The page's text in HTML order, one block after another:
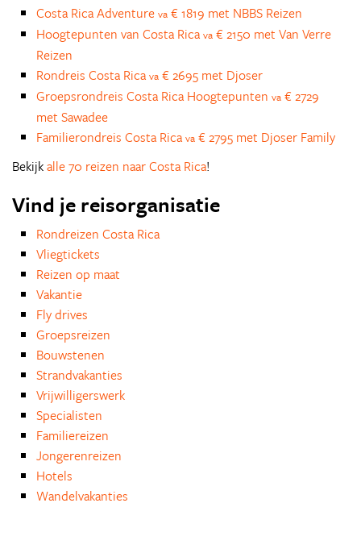
Costa Rica Adventure va € 1819 met NBBS Reizen
Hoogtepunten van Costa Rica va € 2150 met Van Verre
Reizen
Rondreis Costa Rica va € 2695 met Djoser
Groepsrondreis Costa Rica Hoogtepunten va € 2729
met Sawadee
Familierondreis Costa Rica va € 2795 met Djoser Family
Bekijkalle 70 reizen naar Costa Rica!
Vind je reisorganisatie
Rondreizen Costa Rica
Vliegtickets
Reizen op maat
Vakantie
Fly drives
Groepsreizen
Bouwstenen
Strandvakanties
Vrijwilligerswerk
Specialisten
Familiereizen
Jongerenreizen
Hotels
Wandelvakanties